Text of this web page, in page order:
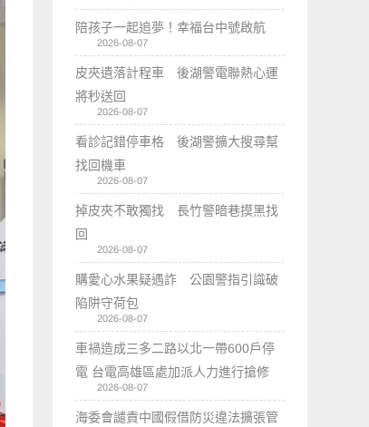
陪孩子一起追夢！幸福台中號啟航
2026-08-07
皮夾遺落計程車 後湖警電聯熱心運
將秒送回
2026-08-07
看診記錯停車格 後湖警擴大搜尋幫
找回機車
2026-08-07
掉皮夾不敢獨找 長竹警暗巷摸黑找
回
2026-08-07
購愛心水果疑遇詐 公園警指引識破
陷阱守荷包
2026-08-07
車禍造成三多二路以北一帶600戶停
電 台電高雄區處加派人力進行搶修
2026-08-07
海委會譴責中國假借防災違法擴張管